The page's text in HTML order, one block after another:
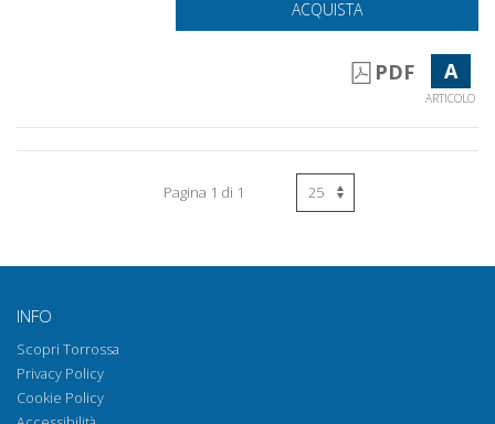
ACQUISTA
PDF A
ARTICOLO
Pagina 1 di 1
INFO
Scopri Torrossa
Privacy Policy
Cookie Policy